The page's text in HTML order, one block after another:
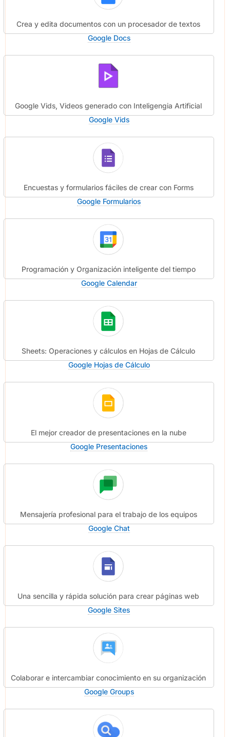
Crea y edita documentos con un procesador de textos
Google Docs
Google Vids, Videos generado con Inteligengia Artificial
Google Vids
Encuestas y formularios fáciles de crear con Forms
Google Formularios
Programación y Organización inteligente del tiempo
Google Calendar
Sheets: Operaciones y cálculos en Hojas de Cálculo
Google Hojas de Cálculo
El mejor creador de presentaciones en la nube
Google Presentaciones
Mensajería profesional para el trabajo de los equipos
Google Chat
Una sencilla y rápida solución para crear páginas web
Google Sites
Colaborar e intercambiar conocimiento en su organización
Google Groups